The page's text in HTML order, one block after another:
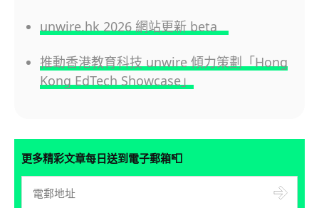
unwire.hk 2026 網站更新 beta
推動香港教育科技 unwire 傾力策劃「Hong
Kong EdTech Showcase」
更多精彩文章每日送到電子郵箱📮